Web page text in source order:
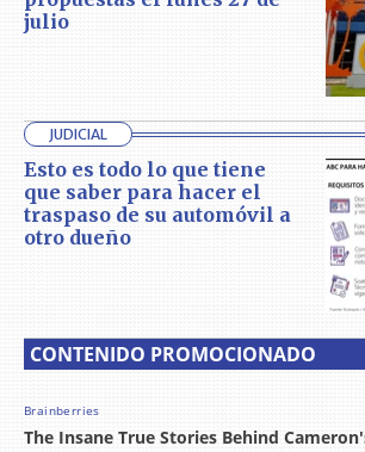
julio
JUDICIAL
Esto es todo lo que tiene
que saber para hacer el
traspaso de su automóvil a
otro dueño